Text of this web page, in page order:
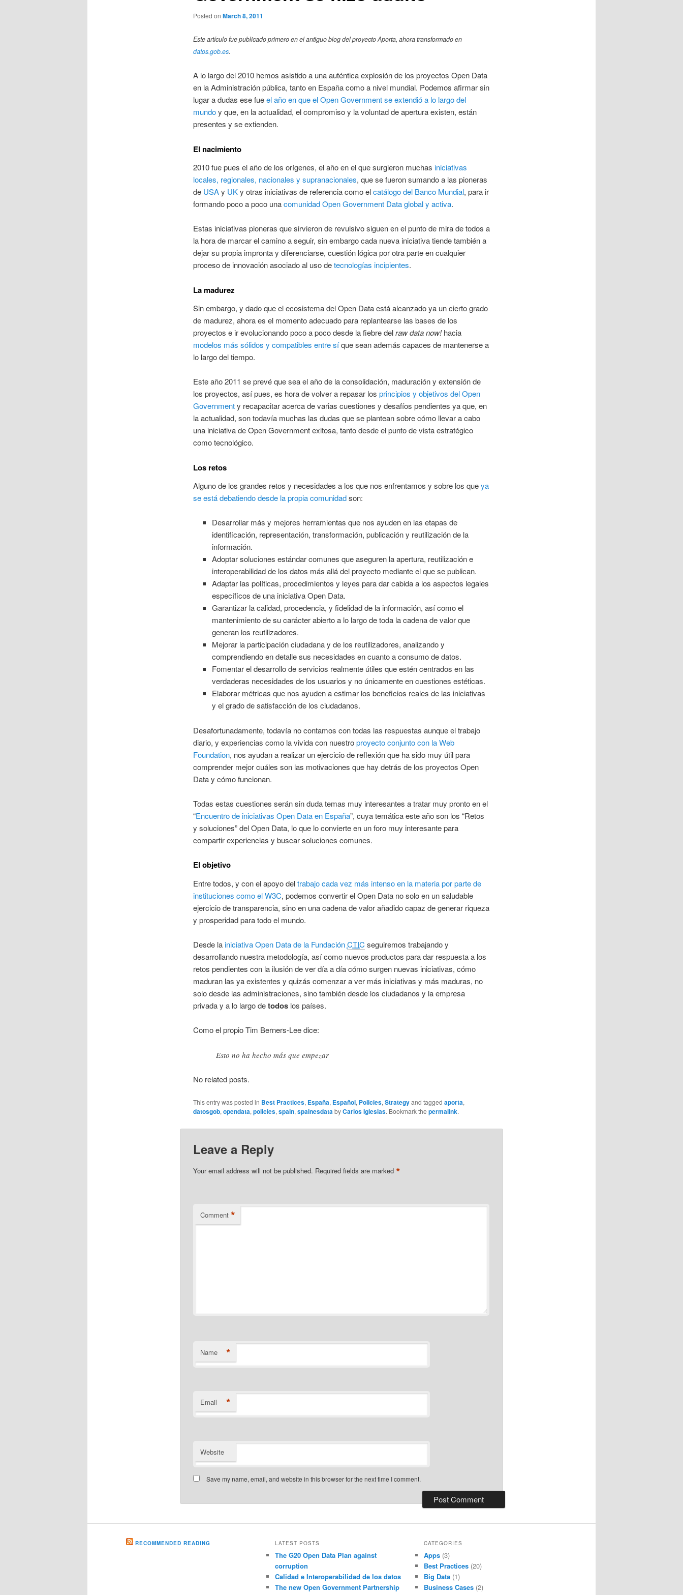
Posted on March 8, 2011
Este artículo fue publicado primero en el antiguo blog del proyecto Aporta, ahora transformado en
datos.gob.es.
A lo largo del 2010 hemos asistido a una auténtica explosión de los proyectos Open Data
en la Administración pública, tanto en España como a nivel mundial. Podemos afirmar sin
lugar a dudas ese fueel año en que el Open Government se extendió a lo largo del
mundoy que, en la actualidad, el compromiso y la voluntad de apertura existen, están
presentes y se extienden.
El nacimiento
2010 fue pues el año de los orígenes, el año en el que surgieron muchas iniciativas
locales, regionales, nacionales y supranacionales, que se fueron sumando a las pioneras
de USAy UKy otras iniciativas de referencia como elcatálogo del Banco Mundial, para ir
formando poco a poco unacomunidad Open Government Data global y activa.
Estas iniciativas pioneras que sirvieron de revulsivo siguen en el punto de mira de todos a
la hora de marcar el camino a seguir, sin embargo cada nueva iniciativa tiende también a
dejar su propia impronta y diferenciarse, cuestión lógica por otra parte en cualquier
proceso de innovación asociado al uso detecnologías incipientes.
La madurez
Sin embargo, y dado que el ecosistema del Open Data está alcanzado ya un cierto grado
de madurez, ahora es el momento adecuado para replantearse las bases de los
proyectos e ir evolucionando poco a poco desde la fiebre delraw data now!hacia
modelos más sólidos y compatibles entre síque sean además capaces de mantenerse a
lo largo del tiempo.
Este año 2011 se prevé que sea el año de la consolidación, maduración y extensión de
los proyectos, así pues, es hora de volver a repasar los principios y objetivos del Open
Governmenty recapacitar acerca de varias cuestiones y desafíos pendientes ya que, en
la actualidad, son todavía muchas las dudas que se plantean sobre cómo llevar a cabo
una iniciativa de Open Government exitosa, tanto desde el punto de vista estratégico
como tecnológico.
Los retos
Alguno de los grandes retos y necesidades a los que nos enfrentamos y sobre los queya
se está debatiendo desde la propia comunidadson:
Desarrollar más y mejores herramientas que nos ayuden en las etapas de
identificación, representación, transformación, publicación y reutilización de la
información.
Adoptar soluciones estándar comunes que aseguren la apertura, reutilización e
interoperabilidad de los datos más allá del proyecto mediante el que se publican.
Adaptar las políticas, procedimientos y leyes para dar cabida a los aspectos legales
específicos de una iniciativa Open Data.
Garantizar la calidad, procedencia, y fidelidad de la información, así como el
mantenimiento de su carácter abierto a lo largo de toda la cadena de valor que
generan los reutilizadores.
Mejorar la participación ciudadana y de los reutilizadores, analizando y
comprendiendo en detalle sus necesidades en cuanto a consumo de datos.
Fomentar el desarrollo de servicios realmente útiles que estén centrados en las
verdaderas necesidades de los usuarios y no únicamente en cuestiones estéticas.
Elaborar métricas que nos ayuden a estimar los beneficios reales de las iniciativas
y el grado de satisfacción de los ciudadanos.
Desafortunadamente, todavía no contamos con todas las respuestas aunque el trabajo
diario, y experiencias como la vivida con nuestroproyecto conjunto con la Web
Foundation, nos ayudan a realizar un ejercicio de reflexión que ha sido muy útil para
comprender mejor cuáles son las motivaciones que hay detrás de los proyectos Open
Data y cómo funcionan.
Todas estas cuestiones serán sin duda temas muy interesantes a tratar muy pronto en el
“Encuentro de iniciativas Open Data en España”, cuya temática este año son los “Retos
y soluciones” del Open Data, lo que lo convierte en un foro muy interesante para
compartir experiencias y buscar soluciones comunes.
El objetivo
Entre todos, y con el apoyo deltrabajo cada vez más intenso en la materia por parte de
instituciones como el W3C, podemos convertir el Open Data no solo en un saludable
ejercicio de transparencia, sino en una cadena de valor añadido capaz de generar riqueza
y prosperidad para todo el mundo.
Desde lainiciativa Open Data de la FundaciónCTIC seguiremos trabajando y
desarrollando nuestra metodología, así como nuevos productos para dar respuesta a los
retos pendientes con la ilusión de ver día a día cómo surgen nuevas iniciativas, cómo
maduran las ya existentes y quizás comenzar a ver más iniciativas y más maduras, no
solo desde las administraciones, sino también desde los ciudadanos y la empresa
privada y a lo largo detodoslos países.
Como el propio Tim Berners-Lee dice:
Esto no ha hecho más que empezar
No related posts.
This entry was posted in Best Practices, España, Español, Policies,Strategyand tagged aporta,
datosgob,opendata,policies,spain,spainesdatabyCarlos Iglesias. Bookmark the permalink.
Leave a Reply
Your email address will not be published. Required fields are marked *
Comment *
Name *
Email *
Website
Save my name, email, and website in this browser for the next time I comment.
RECOMMENDED READING LATEST POSTS
The G20 Open Data Plan against
corruption
Calidad e Interoperabilidad de los datos
The new Open Government Partnership
CATEGORIES
Apps(3)
Best Practices(20)
Big Data(1)
Business Cases(2)